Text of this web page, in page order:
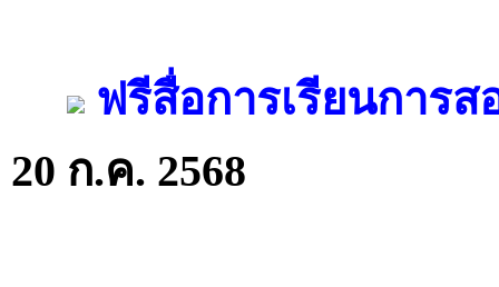
ฟรีสื่อการเรียนการ
20 ก.ค. 2568